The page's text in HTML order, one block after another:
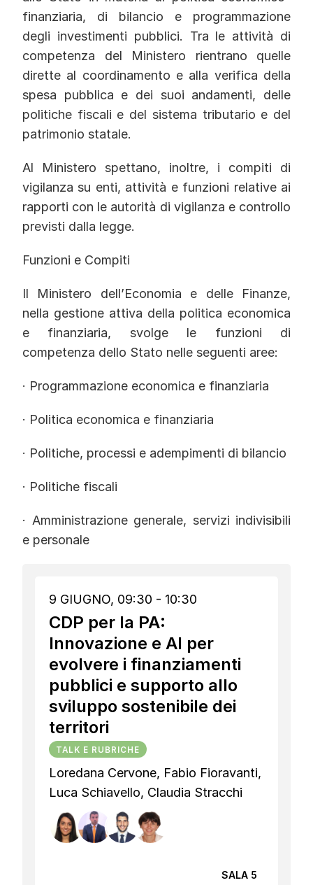
finanziaria, di bilancio e programmazione
degli investimenti pubblici. Tra le attività di
competenza del Ministero rientrano quelle
dirette al coordinamento e alla verifica della
spesa pubblica e dei suoi andamenti, delle
politiche fiscali e del sistema tributario e del
patrimonio statale.
Al Ministero spettano, inoltre, i compiti di
vigilanza su enti, attività e funzioni relative ai
rapporti con le autorità di vigilanza e controllo
previsti dalla legge.
Funzioni e Compiti
Il Ministero dell’Economia e delle Finanze,
nella gestione attiva della politica economica
e finanziaria, svolge le funzioni di
competenza dello Stato nelle seguenti aree:
· Programmazione economica e finanziaria
· Politica economica e finanziaria
· Politiche, processi e adempimenti di bilancio
· Politiche fiscali
· Amministrazione generale, servizi indivisibili
e personale
9 GIUGNO, 09:30 - 10:30
CDP per la PA:
Innovazione e AI per
evolvere i finanziamenti
pubblici e supporto allo
sviluppo sostenibile dei
territori
TALK E RUBRICHE
Loredana Cervone, Fabio Fioravanti,
Luca Schiavello, Claudia Stracchi
SALA 5